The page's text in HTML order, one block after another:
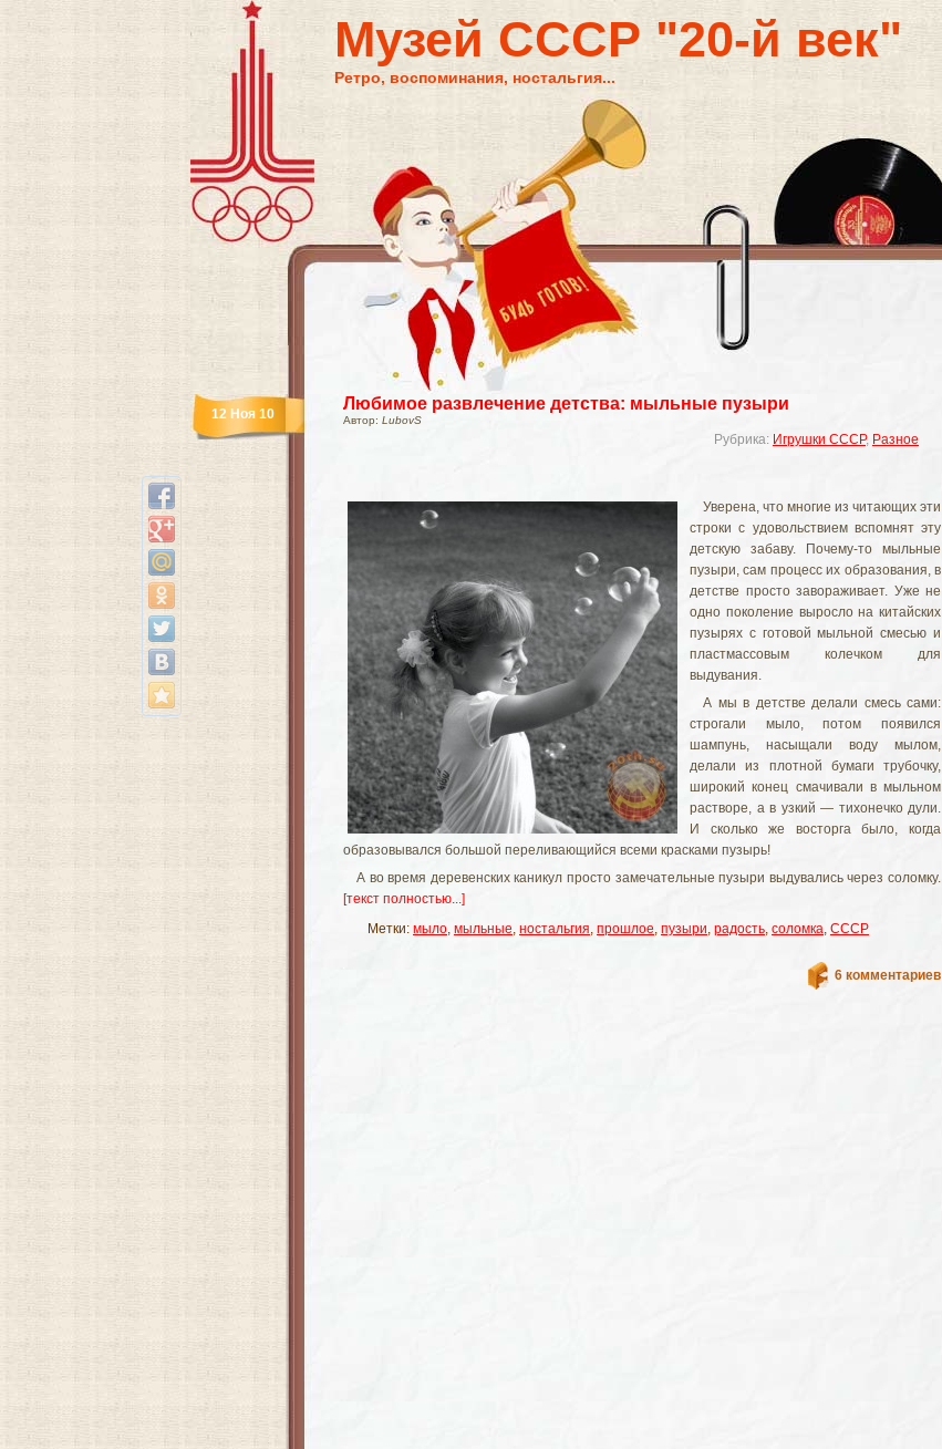
Музей СССР "20-й век"
Ретро, воспоминания, ностальгия...
Любимое развлечение детства: мыльные пузыри
Автор: LubovS
Рубрика: Игрушки СССР, Разное
12 Ноя 10
Уверена, что многие из читающих эти
строки с удовольствием вспомнят эту
детскую забаву. Почему-то мыльные
пузыри, сам процесс их образования, в
детстве просто завораживает. Уже не
одно поколение выросло на китайских
пузырях с готовой мыльной смесью и
пластмассовым колечком для
выдувания.
А мы в детстве делали смесь сами:
строгали мыло, потом появился
шампунь, насыщали воду мылом,
делали из плотной бумаги трубочку,
широкий конец смачивали в мыльном
растворе, а в узкий — тихонечко дули.
И сколько же восторга было, когда
образовывался большой переливающийся всеми красками пузырь!
А во время деревенских каникул просто замечательные пузыри выдувались через соломку.
[текст полностью...]
Метки: мыло, мыльные, ностальгия, прошлое, пузыри, радость, соломка, СССР
6 комментариев